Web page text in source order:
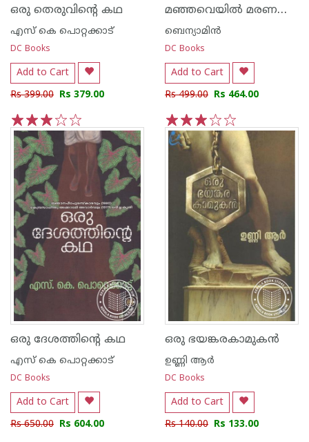
ഒരു തെരുവിന്റെ കഥ
എസ്‌ കെ പൊറ്റക്കാട്‌
DC Books
Add to Cart
Rs 399.00 Rs 379.00
5
4
3
2
1
മഞ്ഞവെയില്‍ മരണങ്ങള്‍
ബെന്യാമിന്‍
DC Books
Add to Cart
Rs 499.00 Rs 464.00
5
4
3
2
1
ഒരു ദേശത്തിന്റെ കഥ
എസ്‌ കെ പൊറ്റക്കാട്‌
DC Books
Add to Cart
Rs 650.00 Rs 604.00
ഒരു ഭയങ്കരകാമുകന്‍
ഉണ്ണി ആര്‍
DC Books
Add to Cart
Rs 140.00 Rs 133.00